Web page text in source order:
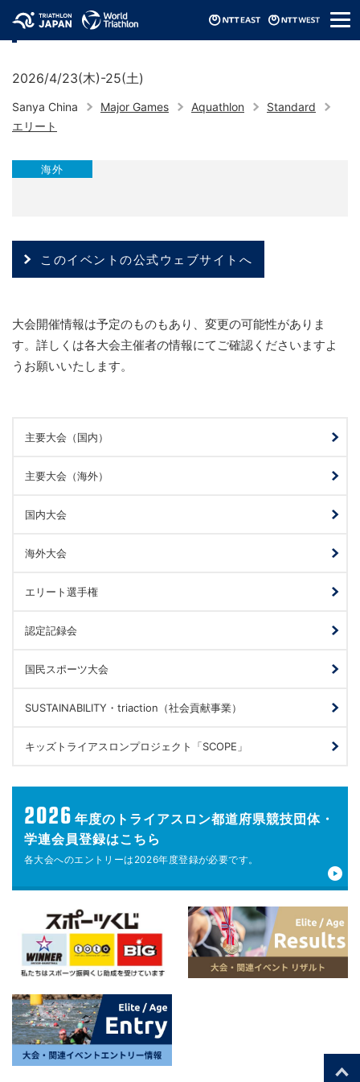
メ
ニ
アジアビーチゲームズ（2026/三亜市）
2026/4/23(木)-25(土)
Sanya China Major Games Aquathlon
Standard
エリート
海外
このイベントの公式ウェブサイトへ
大会開催情報は予定のものもあり、変更の可能性がありま
す。詳しくは各大会主催者の情報にてご確認くださいますよ
うお願いいたします。
主要大会（国内）
主要大会（海外）
国内大会
海外大会
エリート選手権
認定記録会
国民スポーツ大会
SUSTAINABILITY・triaction（社会貢献事業）
キッズトライアスロンプロジェクト「SCOPE」
2026 年度の トライアスロン都道府県競技団体・
学連会員登録はこちら
各大会へのエントリーは 2026年度登録が必要です。